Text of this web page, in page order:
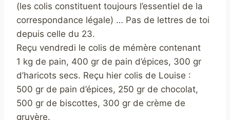
(les colis constituent toujours l’essentiel de la
correspondance légale) … Pas de lettres de toi
depuis celle du 23.
Reçu vendredi le colis de mémère contenant
1 kg de pain, 400 gr de pain d’épices, 300 gr
d’haricots secs. Reçu hier colis de Louise :
500 gr de pain d’épices, 250 gr de chocolat,
500 gr de biscottes, 300 gr de crème de
gruyère.